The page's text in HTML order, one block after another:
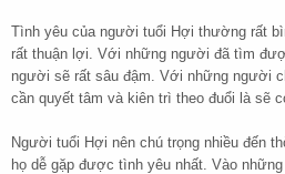
Tình yêu của người tuổi Hợi thường rất
rất thuận lợi. Với những người đã tìm
người sẽ rất sâu đậm. Với những người
cần quyết tâm và kiên trì theo đuổi là sẽ
Người tuổi Hợi nên chú trọng nhiều đến
họ dễ gặp được tình yêu nhất. Vào